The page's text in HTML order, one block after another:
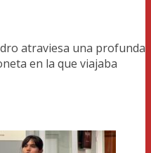
atraviesa una profunda
en la que viajaba